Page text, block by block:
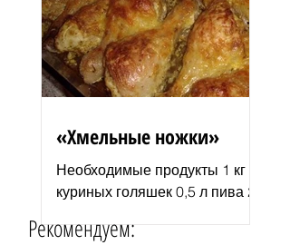
растительного...
«Хмельные ножки»
Необходимые продукты 1 кг
куриных голяшек 0,5 л пива 2–
курицы соль и перец по вкусу
Рекомендуем: